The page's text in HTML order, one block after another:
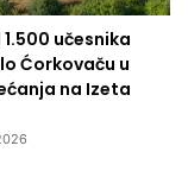
učesnika
Ćorkovaču u
na Izeta